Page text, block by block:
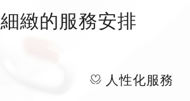
細緻的服務安排
人性化服務